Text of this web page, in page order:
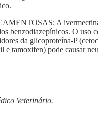
A
benzodiazepínicos. O uso
da glicoproteína-P
e tamoxifen) pode causar
Veterinário.